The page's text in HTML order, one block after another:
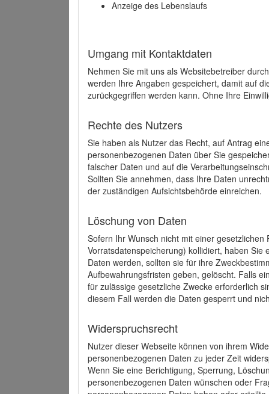
Anzeige des Lebenslaufs
Umgang mit Kontaktdaten
Nehmen Sie mit uns als Websitebetreiber
werden Ihre Angaben gespeichert, damit auf
zurückgegriffen werden kann. Ohne Ihre
Rechte des Nutzers
Sie haben als Nutzer das Recht, auf Antrag
personenbezogenen Daten über Sie
falscher Daten und auf die
Sollten Sie annehmen, dass Ihre Daten
der zuständigen Aufsichtsbehörde einreichen.
Löschung von Daten
Sofern Ihr Wunsch nicht mit einer
Vorratsdatenspeicherung) kollidiert, haben
Daten werden, sollten sie für ihre
Aufbewahrungsfristen geben, gelöscht. Falls
für zulässige gesetzliche Zwecke erforderlich
diesem Fall werden die Daten gesperrt und
Widerspruchsrecht
Nutzer dieser Webseite können von ihrem
personenbezogenen Daten zu jeder Zeit
Wenn Sie eine Berichtigung, Sperrung,
personenbezogenen Daten wünschen oder